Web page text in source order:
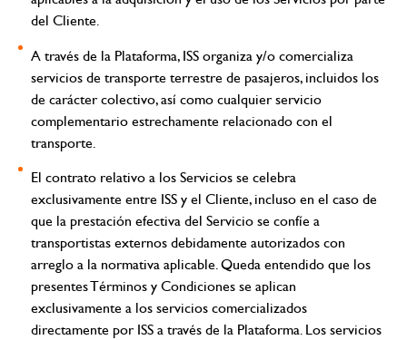
del Cliente.
A través de la Plataforma, ISS organiza y/o comercializa
servicios de transporte terrestre de pasajeros, incluidos los
de carácter colectivo, así como cualquier servicio
complementario estrechamente relacionado con el
transporte.
El contrato relativo a los Servicios se celebra
exclusivamente entre ISS y el Cliente, incluso en el caso de
que la prestación efectiva del Servicio se confíe a
transportistas externos debidamente autorizados con
arreglo a la normativa aplicable.Queda entendido que los
presentes Términos y Condiciones se aplican
exclusivamente a los servicios comercializados
directamente por ISS a través de la Plataforma. Los servicios